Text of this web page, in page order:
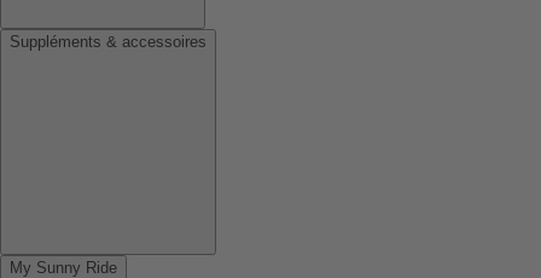
Suppléments & accessoires
My Sunny Ride